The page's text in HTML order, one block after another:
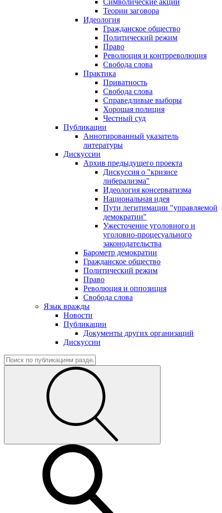
Символические акции
Теории заговора
Идеология
Гражданское общество
Политический режим
Право
Революция и контрреволюция
Свобода слова
Практика
Приватность
Свобода слова
Справедливые выборы
Хорошая полиция
Честный суд
Публикации
Аннотированный указатель
литературы
Дискуссии
Архив предыдущего проекта
Дискуссия о "кризисе
либерализма"
Идеология консерватизма
Национальная идея
Пути легитимации "управляемой
демократии"
Ужесточение уголовного и
уголовно-процесуального
законодательства
Барометр демократии
Гражданское общество
Политический режим
Право
Революция и оппозиция
Свобода слова
Язык вражды
Новости
Публикации
Документы других организаций
Дискуссии